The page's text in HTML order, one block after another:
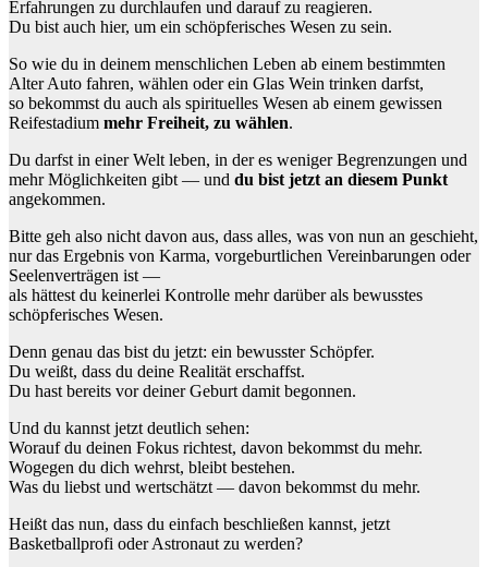
Erfahrungen zu durchlaufen und darauf zu reagieren.
Du bist auch hier, um ein schöpferisches Wesen zu sein.
So wie du in deinem menschlichen Leben ab einem bestimmten
Alter Auto fahren, wählen oder ein Glas Wein trinken darfst,
so bekommst du auch als spirituelles Wesen ab einem gewissen
Reifestadium mehr Freiheit, zu wählen.
Du darfst in einer Welt leben, in der es weniger Begrenzungen und
mehr Möglichkeiten gibt — und du bist jetzt an diesem Punkt
angekommen.
Bitte geh also nicht davon aus, dass alles, was von nun an geschieht,
nur das Ergebnis von Karma, vorgeburtlichen Vereinbarungen oder
Seelenverträgen ist —
als hättest du keinerlei Kontrolle mehr darüber als bewusstes
schöpferisches Wesen.
Denn genau das bist du jetzt: ein bewusster Schöpfer.
Du weißt, dass du deine Realität erschaffst.
Du hast bereits vor deiner Geburt damit begonnen.
Und du kannst jetzt deutlich sehen:
Worauf du deinen Fokus richtest, davon bekommst du mehr.
Wogegen du dich wehrst, bleibt bestehen.
Was du liebst und wertschätzt — davon bekommst du mehr.
Heißt das nun, dass du einfach beschließen kannst, jetzt
Basketballprofi oder Astronaut zu werden?